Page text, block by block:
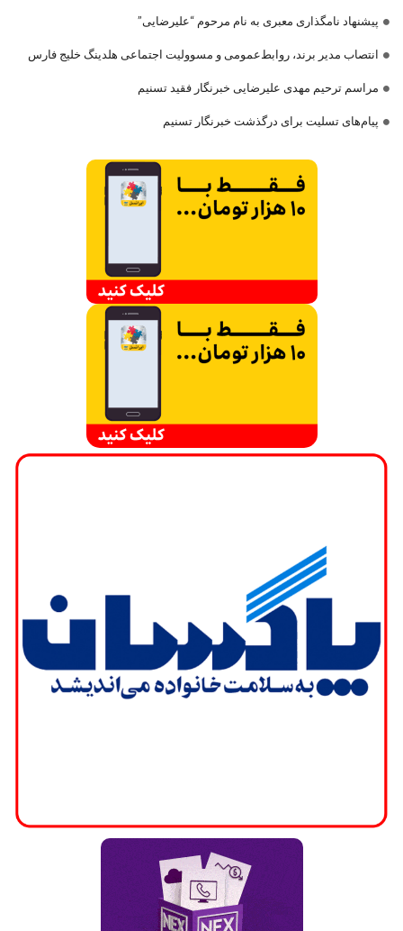
پیشنهاد نامگذاری معبری به نام مرحوم “علیرضایی”
انتصاب مدیر برند، روابط‌عمومی و مسوولیت اجتماعی هلدینگ خلیج فارس
مراسم ترحیم مهدی علیرضایی خبرنگار فقید تسنیم
پیام‌های تسلیت برای درگذشت خبرنگار تسنیم